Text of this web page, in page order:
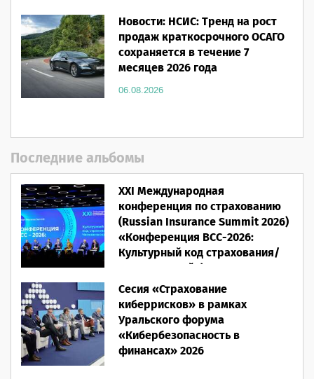
Новости: НСИС: Тренд на рост
продаж краткосрочного ОСАГО
сохраняется в течение 7
месяцев 2026 года
06.08.2026
Последние альбомы
XXI Международная
конференция по страхованию
(Russian Insurance Summit 2026)
«Конференция ВСС-2026:
Культурный код страхования/
Человеческий фактор»
28.05.2026
Сесия «Страхование
киберрисков» в рамках
Уральского форума
«Кибербезопасность в
финансах» 2026